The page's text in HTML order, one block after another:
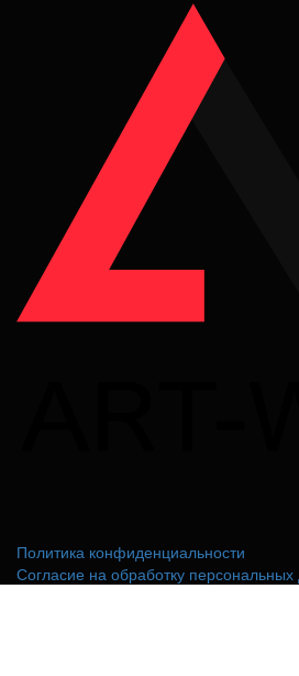
Политика конфиденциальности
Согласие на обработку